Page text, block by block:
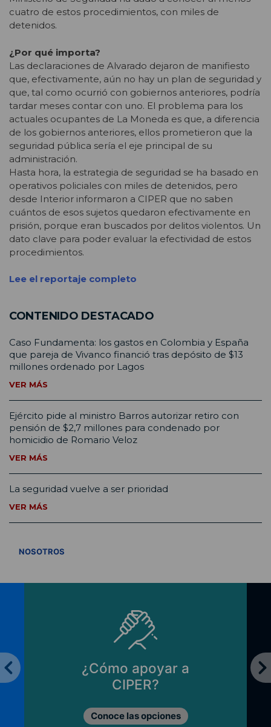
cuatro de estos procedimientos, con miles de
detenidos.
¿Por qué importa?
Las declaraciones de Alvarado dejaron de manifiesto
que, efectivamente, aún no hay un plan de seguridad y
que, tal como ocurrió con gobiernos anteriores, podría
tardar meses contar con uno. El problema para los
actuales ocupantes de La Moneda es que, a diferencia
de los gobiernos anteriores, ellos prometieron que la
seguridad pública sería el eje principal de su
administración.
Hasta hora, la estrategia de seguridad se ha basado en
operativos policiales con miles de detenidos, pero
desde Interior informaron a CIPER que no saben
cuántos de esos sujetos quedaron efectivamente en
prisión, porque eran buscados por delitos violentos. Un
dato clave para poder evaluar la efectividad de estos
procedimientos.
Lee el reportaje completo
CONTENIDO DESTACADO
Caso Fundamenta: los gastos en Colombia y España
que pareja de Vivanco financió tras depósito de $13
millones ordenado por Lagos
VER MÁS
Ejército pide al ministro Barros autorizar retiro con
pensión de $2,7 millones para condenado por
homicidio de Romario Veloz
VER MÁS
La seguridad vuelve a ser prioridad
VER MÁS
NOSOTROS
¿Cómo apoyar a
CIPER?
Conoce las opciones